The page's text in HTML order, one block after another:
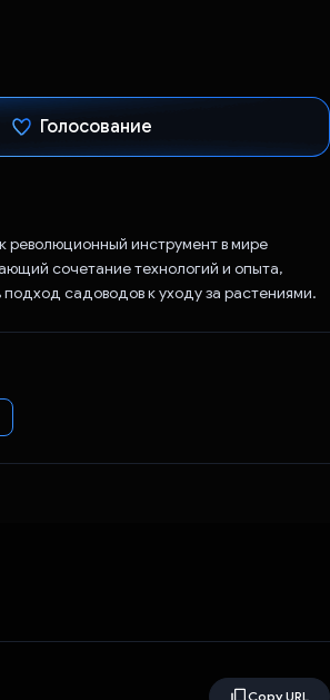
Голосование
революционный инструмент в мире
сочетание технологий и опыта,
садоводов к уходу за растениями.